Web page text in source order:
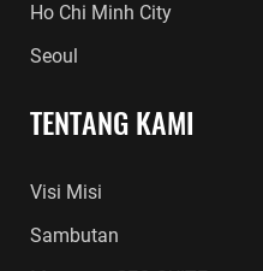
Ho Chi Minh City
Seoul
TENTANG KAMI
Visi Misi
Sambutan